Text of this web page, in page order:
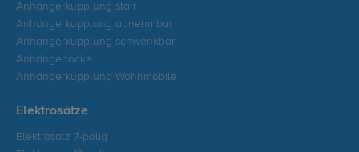
Anhängerkupplung starr
Anhängerkupplung abnehmbar
Anhängerkupplung schwenkbar
Anhängeböcke
Anhängerkupplung Wohnmobile
Elektrosätze
Elektrosatz 7-polig